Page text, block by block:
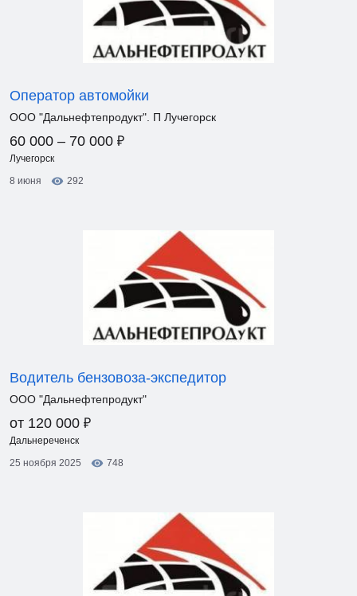
Оператор автомойки
ООО "Дальнефтепродукт". П Лучегорск
60 000 – 70 000 ₽
Лучегорск
8 июня
292
Водитель бензовоза-экспедитор
ООО "Дальнефтепродукт"
от 120 000 ₽
Дальнереченск
25 ноября 2025
748